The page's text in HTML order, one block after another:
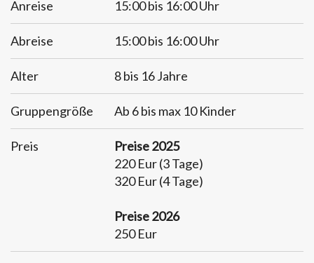
Anreise 15:00 bis 16:00 Uhr
Abreise 15:00 bis 16:00 Uhr
Alter 8 bis 16 Jahre
Gruppengröße Ab 6 bis max 10 Kinder
Preis
Preise 2025
220 Eur (3 Tage)
320 Eur (4 Tage)
Preise 2026
250 Eur